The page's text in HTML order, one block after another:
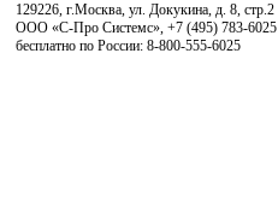
129226, г.Москва, ул. Докукина, д. 8, стр.2
ООО «С-Про Системс», +7 (495) 783-6025
бесплатно по России: 8-800-555-6025